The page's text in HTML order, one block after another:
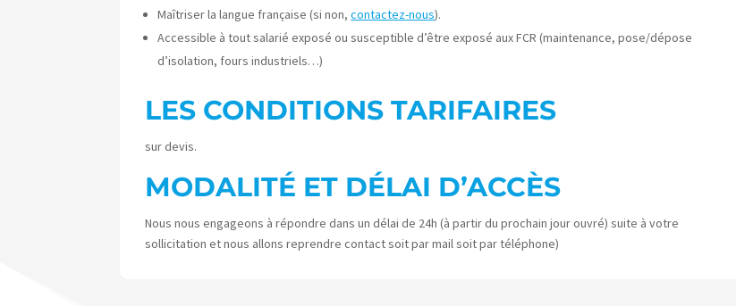
Maîtriser la langue française (si non,contactez-nous).
Accessible à tout salarié exposé ou susceptible d’être exposé aux FCR (maintenance, pose/dépose
d’isolation, fours industriels…)
LES CONDITIONS TARIFAIRES
sur devis.
MODALITÉ ET DÉLAI D’ACCÈS
Nous nous engageons à répondre dans un délai de 24h (à partir du prochain jour ouvré) suite à votre
sollicitation et nous allons reprendre contact soit par mail soit par téléphone)